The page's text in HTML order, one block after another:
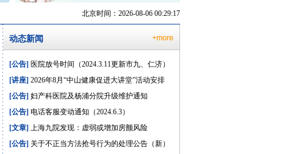
北京时间：2026-08-06 00:29:18
动态新闻
[公告] 医院放号时间（2024.3.11更新市九、仁济）
[讲座] 2026年8月“中山健康促进大讲堂”活动安排
[公告] 妇产科医院及杨浦分院升级维护通知
[公告] 电话客服变动通知（2024.6.3）
[文章] 上海九院发现：虚弱或增加房颤风险
[公告] 关于不正当方法抢号行为的处理公告（新）